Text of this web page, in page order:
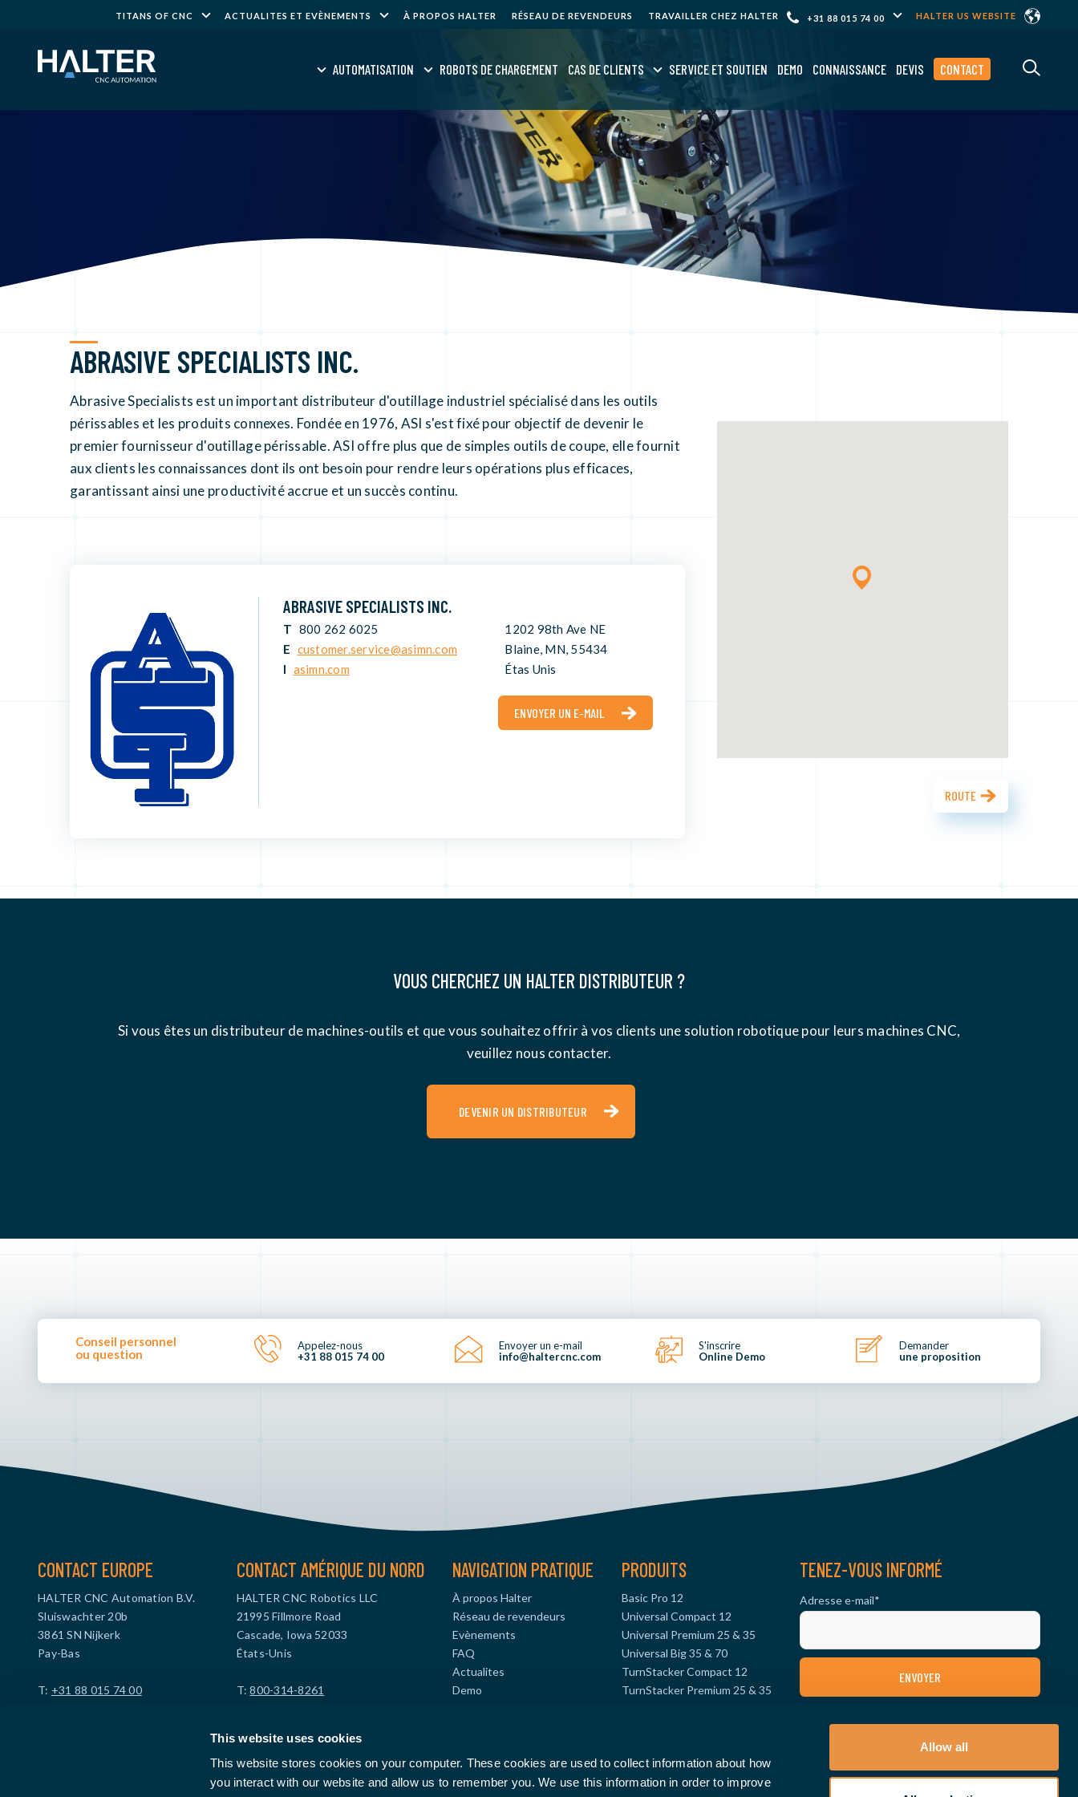
This website uses cookies
This website stores cookies on your computer. These cookies are used to collect information about how
you interact with our website and allow us to remember you. We use this information in order to improve
Allow all
TITANS OF CNC ACTUALITES ET EVÈNEMENTS À PROPOS HALTER RÉSEAU DE REVENDEURS TRAVAILLER CHEZ HALTER +31 88 015 74 00 HALTER US WEBSITE
AUTOMATISATION ROBOTS DE CHARGEMENT CAS DE CLIENTS SERVICE ET SOUTIEN DEMO CONNAISSANCE DEVIS CONTACT
ABRASIVE SPECIALISTS INC.
Abrasive Specialists est un important distributeur d'outillage industriel spécialisé dans les outils
périssables et les produits connexes. Fondée en 1976, ASI s'est fixé pour objectif de devenir le
premier fournisseur d'outillage périssable. ASI offre plus que de simples outils de coupe, elle fournit
aux clients les connaissances dont ils ont besoin pour rendre leurs opérations plus efficaces,
garantissant ainsi une productivité accrue et un succès continu.
ABRASIVE SPECIALISTS INC.
T 800 262 6025
E customer.service@asimn.com
I asimn.com
1202 98th Ave NE
Blaine, MN, 55434
Étas Unis
ENVOYER UN E-MAIL
ROUTE
VOUS CHERCHEZ UN HALTER DISTRIBUTEUR ?
Si vous êtes un distributeur de machines-outils et que vous souhaitez offrir à vos clients une solution robotique pour leurs machines CNC,
veuillez nous contacter.
DEVENIR UN DISTRIBUTEUR
Conseil personnel
ou question
Appelez-nous
+31 88 015 74 00
Envoyer un e-mail
info@haltercnc.com
S'inscrire
Online Demo
Demander
une proposition
CONTACT EUROPE
HALTER CNC Automation B.V.
Sluiswachter 20b
3861 SN Nijkerk
Pay-Bas
T: +31 88 015 74 00
CONTACT AMÉRIQUE DU NORD
HALTER CNC Robotics LLC
21995 Fillmore Road
Cascade, Iowa 52033
États-Unis
T:800-314-8261
Numéro TVA : US473961908
NAVIGATION PRATIQUE
À propos Halter
Réseau de revendeurs
Evènements
FAQ
Actualites
Demo
PRODUITS
Basic Pro 12
Universal Compact 12
Universal Premium 25 & 35
Universal Big 35 & 70
TurnStacker Compact 12
TurnStacker Premium 25 & 35
TENEZ-VOUS INFORMÉ
Adresse e-mail*